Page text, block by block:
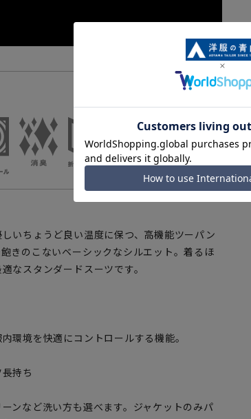
いちょうど良い温度に保つ、高機能ツーパン
きのこないベーシックなシルエット。着るほ
なスタンダードスーツです。
環境を快適にコントロールする機能。
持ち
ンなど洗い方も選べます。ジャケットのみパ